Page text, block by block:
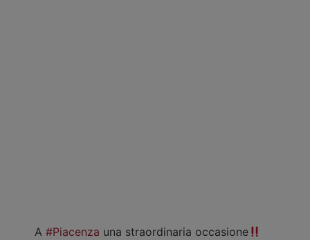
A #Piacenza una straordinaria occasione